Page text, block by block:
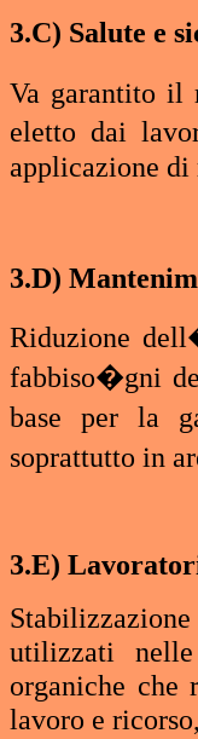
3.C) Salute e
Va garantito il
eletto dai
applicazione di
3.D)
Riduzione
fabbiso�gni
base per la
soprattutto in
3.E)
utilizzati
organiche
lavoro e